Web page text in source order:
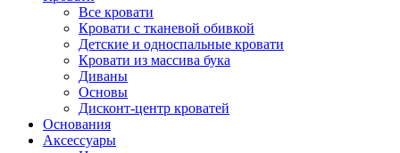
Все кровати
Кровати с тканевой обивкой
Детские и односпальные кровати
Кровати из массива бука
Диваны
Основы
Дисконт-центр кроватей
Основания
Аксессуары